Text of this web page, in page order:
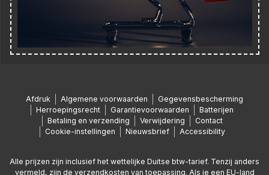
Afdruk Algemene voorwaarden
Gegevensbescherming
Herroepingsrecht
Garantievoorwaarden
Batterijen
Betaling en verzending
Verwijdering
Contact
Cookie-instellingen
Nieuwsbrief Accessibility
Alle prijzen zijn inclusief het wettelijke Duitse btw-tarief. Tenzij anders
vermeld, zijn de verzendkosten van toepassing. Als je een EU-land